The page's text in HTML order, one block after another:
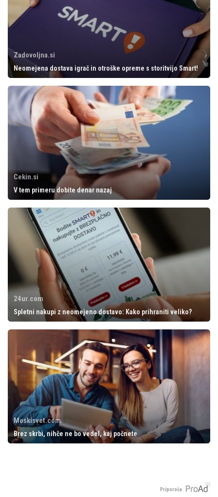
Zadovoljna.si
Neomejena dostava igrač in otroške opreme s storitvijo Smart!
Cekin.si
V tem primeru dobite denar nazaj
24ur.com
Spletni nakupi z neomejeno dostavo: Kako prihraniti veliko?
Moskisvet.com
Brez skrbi, nihče ne bo vedel, kaj počnete
Priporoča